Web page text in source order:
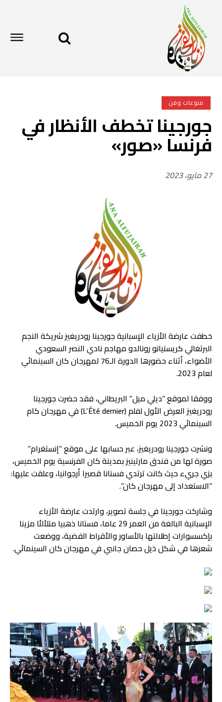
منوعات وفن
جورجينا تخطف الأنظار في
فرنسا «صور»
27 مايو، 2023
خطفت عارضة الأزياء الإسبانية جورجينا رودريغيز شريكة النجم
البرتغالي كريستيانو رونالدو مهاجم نادي النصر السعودي
الأضواء، أثناء حضورها الدورة الـ76 لمهرجان كان السينمائي
لعام 2023.
ووفقا لموقع “ديلي ميل” البريطاني، فقد حضرت جورجينا
رودريغيز العرض الأول لفلم (L’Été dernier) في مهرجان كام
السينمائي 2023 يوم الخميس.
ونشرت جورجينا رودريغيز، عبر حسابها على موقع “إنستغرام”
صورة لها من فندق مارتينيز بمدينة كان الفرنسية يوم الخميس،
بزي جريء حيث كانت ترتدي فستانا قصيرا أرجوانيا، وعلقت عليها:
“الاستعداد إلى مهرجان كان”.
وشاركت جورجينا في جلسة تصوير، وارتدت عارضة الأزياء
الإسبانية البالغة من العمر 29 عاما، فستانا ذهبيا متلألئا مزينا
بإكسسوارات إطلالتها بالأساور والأقراط الفضية، ووضعت
شعرها في شكل ذيل حصان جانبي في مهرجان كان السينمائي.